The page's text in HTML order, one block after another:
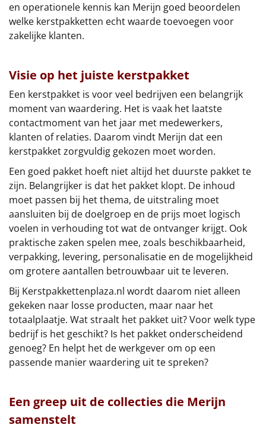
Ideeën
Personeel
Doe het zelf
Sinterklaaspakketten
Particulier
Kerstgeschenken 2026
Relatiegeschenken
Cadeaubon
Per stuk
Alle overige
en operationele kennis kan Merijn goed beoordelen
welke kerstpakketten echt waarde toevoegen voor
zakelijke klanten.
Visie op het juiste kerstpakket
Een kerstpakket is voor veel bedrijven een belangrijk
moment van waardering. Het is vaak het laatste
contactmoment van het jaar met medewerkers,
klanten of relaties. Daarom vindt Merijn dat een
kerstpakket zorgvuldig gekozen moet worden.
Een goed pakket hoeft niet altijd het duurste pakket te
zijn. Belangrijker is dat het pakket klopt. De inhoud
moet passen bij het thema, de uitstraling moet
aansluiten bij de doelgroep en de prijs moet logisch
voelen in verhouding tot wat de ontvanger krijgt. Ook
praktische zaken spelen mee, zoals beschikbaarheid,
verpakking, levering, personalisatie en de mogelijkheid
om grotere aantallen betrouwbaar uit te leveren.
Bij Kerstpakkettenplaza.nl wordt daarom niet alleen
gekeken naar losse producten, maar naar het
totaalplaatje. Wat straalt het pakket uit? Voor welk type
bedrijf is het geschikt? Is het pakket onderscheidend
genoeg? En helpt het de werkgever om op een
passende manier waardering uit te spreken?
Een greep uit de collecties die Merijn
samenstelt